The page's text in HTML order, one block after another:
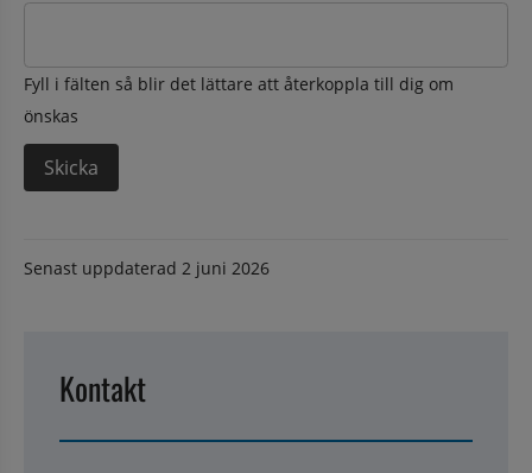
Fyll i fälten så blir det lättare att återkoppla till dig om
önskas
Senast uppdaterad 2 juni 2026
Kontakt